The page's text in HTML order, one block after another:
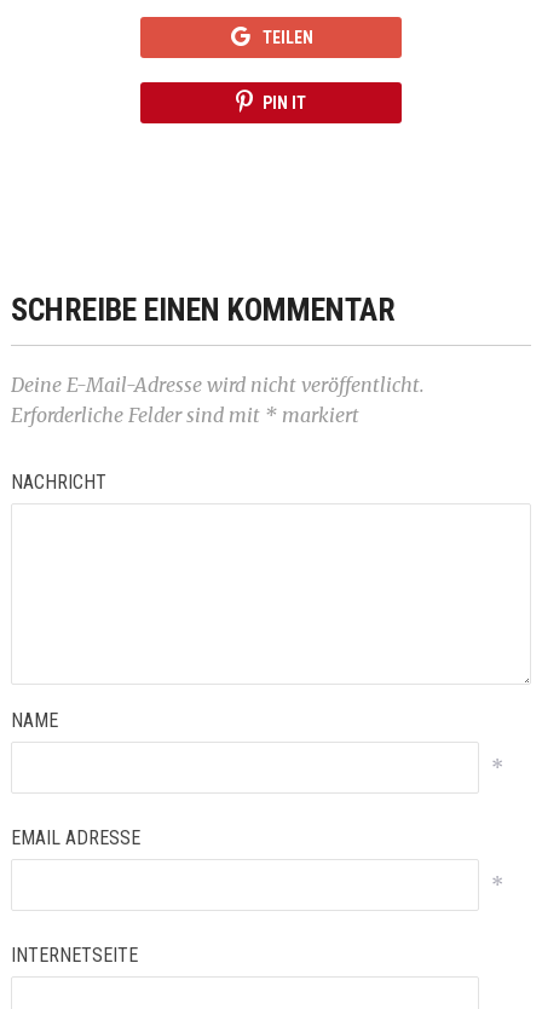
TEILEN
PIN IT
SCHREIBE EINEN KOMMENTAR
Deine E-Mail-Adresse wird nicht veröffentlicht.
Erforderliche Felder sind mit *markiert
NACHRICHT
NAME
*
EMAIL ADRESSE
*
INTERNETSEITE